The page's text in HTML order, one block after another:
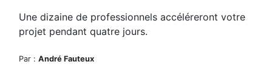
Une dizaine de professionnels accéléreront votre
projet pendant quatre jours.
Par : André Fauteux